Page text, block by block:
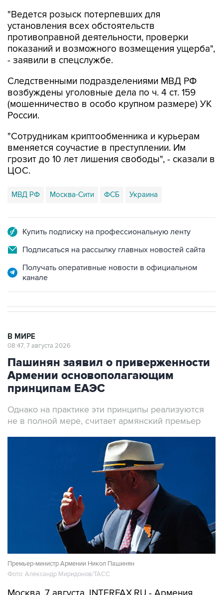
"Ведется розыск потерпевших для
установления всех обстоятельств
противоправной деятельности, проверки
показаний и возможного возмещения ущерба",
- заявили в спецслужбе.
Следственными подразделениями МВД РФ
возбуждены уголовные дела по ч. 4 ст. 159
(мошенничество в особо крупном размере) УК
России.
"Сотрудникам криптообменника и курьерам
вменяется соучастие в преступлении. Им
грозит до 10 лет лишения свободы", - сказали в
ЦОС.
МВД РФ Москва-Сити ФСБ Украина
Купить подписку на профессиональную ленту
Подписаться на рассылку главных новостей сайта
Получать оперативные новости в официальном
канале
В МИРЕ
08:47, 7 августа 2026
Пашинян заявил о приверженности
Армении основополагающим
принципам ЕАЭС
Однако на практике эти принципы реализуются
не в полной мере, считает армянский премьер
Премьер-министр Армении Никол Пашинян
Фото: Александр Миридонов/ТАСС